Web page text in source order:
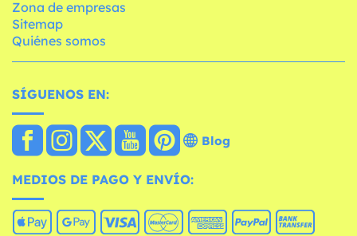
Zona de empresas
Sitemap
Quiénes somos
SÍGUENOS EN:
Blog
MEDIOS DE PAGO Y ENVÍO: